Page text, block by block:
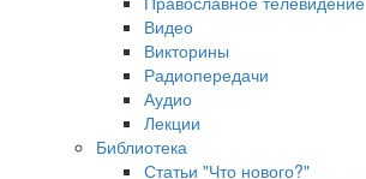
Видео
Викторины
Радиопередачи
Аудио
Лекции
Библиотека
Статьи "Что нового?"